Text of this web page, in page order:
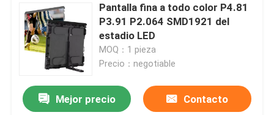
Pantalla fina a todo color P4.81
P3.91 P2.064 SMD1921 del
estadio LED
MOQ：1 pieza
Precio：negotiable
Mejor precio Contacto